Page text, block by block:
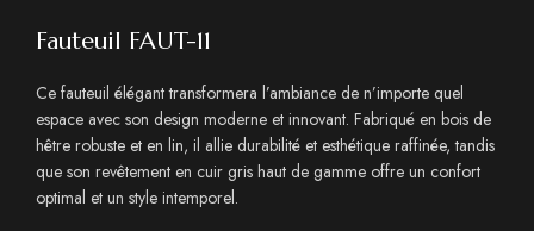
Fauteuil FAUT-11
Ce fauteuil élégant transformera l’ambiance de n’importe quel
espace avec son design moderne et innovant. Fabriqué en bois de
hêtre robuste et en lin, il allie durabilité et esthétique raffinée, tandis
que son revêtement en cuir gris haut de gamme offre un confort
optimal et un style intemporel.